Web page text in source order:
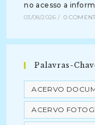
no acesso a
03/08/2026 / 0
Palavras-
ACERVO
ACERVO